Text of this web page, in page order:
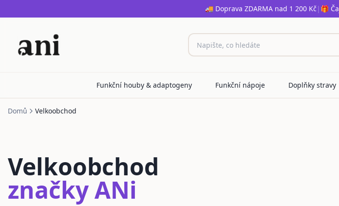
🚚 Doprava ZDARMA nad 1 200 Kč| 🎁
Funkční houby & adaptogeny Funkční nápoje Doplňky stravy
Domů Velkoobchod
Velkoobchod
značky ANi